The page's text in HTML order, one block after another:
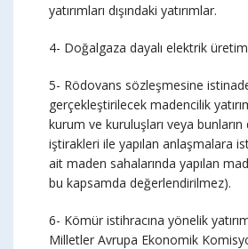
yatırımları dışındaki yatırımlar.
4- Doğalgaza dayalı elektrik üretimi
5- Rödovans sözleşmesine
gerçekleştirilecek madencilik
kurum ve kuruluşları veya
iştirakleri ile yapılan anlaşmalara
ait maden sahalarında yapılan
bu kapsamda değerlendirilmez).
6- Kömür istihracına yönelik
Milletler Avrupa Ekonomik